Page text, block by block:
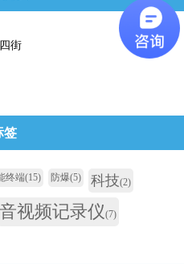
街
签
终端(15) 防爆(5) 科技(2)
音视频记录仪(7)